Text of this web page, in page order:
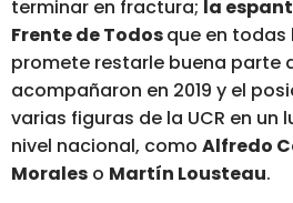
terminar en fractura; la
Frente de Todosque en todas
promete restarle buena parte
acompañaron en 2019 y el
varias figuras de la UCR en un
nivel nacional, como Alfredo
Morales o Martín Lousteau.